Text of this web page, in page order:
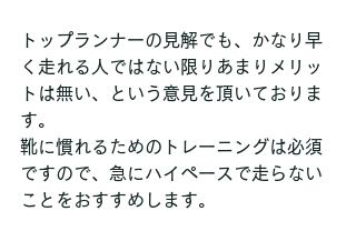
トップランナーの見解でも、かなり早
く走れる人ではない限りあまりメリッ
トは無い、という意見を頂いておりま
す。
靴に慣れるためのトレーニングは必須
ですので、急にハイペースで走らない
ことをおすすめします。